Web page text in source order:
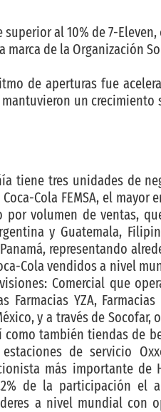
al 10% de 7-
marca de la Organización
de aperturas fue
un
tiene tres unidades de
Cola FEMSA, el mayor
por volumen de ventas,
y Guatemala,
representando
Cola vendidos a nivel
Comercial que
Farmacias YZA,
y a través de Socofar,
como también tiendas de
de servicio
más importante de
de la participación el
a nivel mundial con